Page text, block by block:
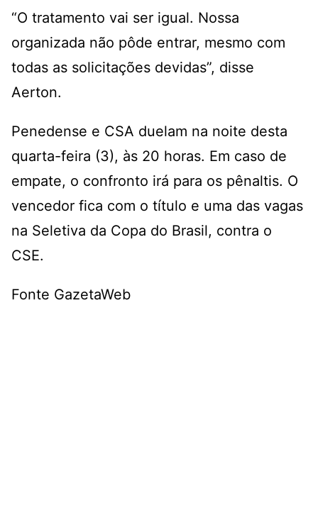
“O tratamento vai ser igual. Nossa
organizada não pôde entrar, mesmo com
todas as solicitações devidas”, disse
Aerton.
Penedense e CSA duelam na noite desta
quarta-feira (3), às 20 horas. Em caso de
empate, o confronto irá para os pênaltis. O
vencedor fica com o título e uma das vagas
na Seletiva da Copa do Brasil, contra o
CSE.
Fonte GazetaWeb